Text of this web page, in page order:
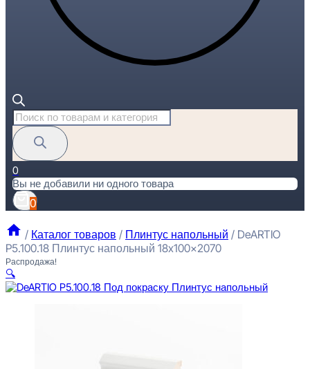
Поиск
товаров
0
Вы не добавили ни одного товара
0
/ Каталог товаров / Плинтус напольный / DeARTIO
P5.100.18 Плинтус напольный 18x100x2070
Распродажа!
🔍